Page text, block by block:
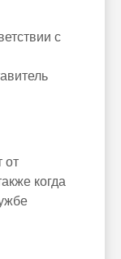
с
от
когда